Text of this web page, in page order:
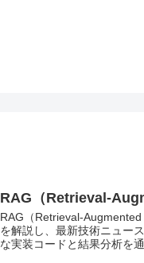
RAG（Retrieval-
RAG（Retrieval-
を解説し、最新技術ニュー
な実装コードと結果分析を